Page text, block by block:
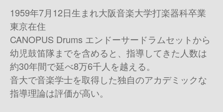
1959年7月12日生まれ 大阪音楽大学打楽器科卒業
東京在住
CANOPUS Drums エンドーサー ドラムセットから
幼児鼓笛隊までを含めると、指導してきた人数は
約30年間で延べ8万6千人を越える。
音大で音楽学士を取得した独自のアカデミックな
指導理論は評価が高い。